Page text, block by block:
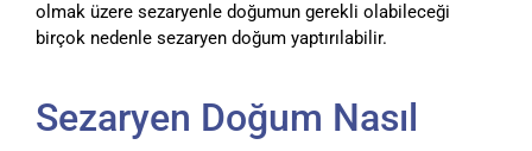
olmak üzere sezaryenle doğumun gerekli olabileceği
birçok nedenle sezaryen doğum yaptırılabilir.
Sezaryen Doğum Nasıl